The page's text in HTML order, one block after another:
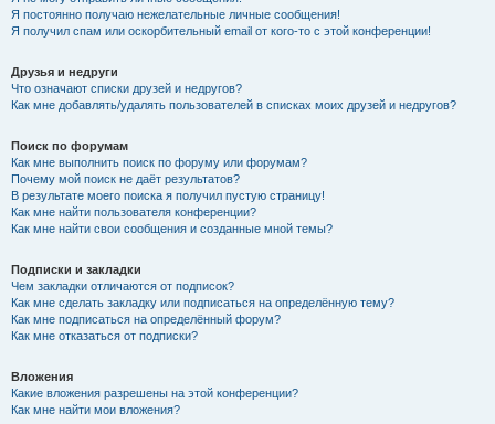
Я постоянно получаю нежелательные личные сообщения!
Я получил спам или оскорбительный email от кого-то с этой конференции!
Друзья и недруги
Что означают списки друзей и недругов?
Как мне добавлять/удалять пользователей в списках моих друзей и недругов?
Поиск по форумам
Как мне выполнить поиск по форуму или форумам?
Почему мой поиск не даёт результатов?
В результате моего поиска я получил пустую страницу!
Как мне найти пользователя конференции?
Как мне найти свои сообщения и созданные мной темы?
Подписки и закладки
Чем закладки отличаются от подписок?
Как мне сделать закладку или подписаться на определённую тему?
Как мне подписаться на определённый форум?
Как мне отказаться от подписки?
Вложения
Какие вложения разрешены на этой конференции?
Как мне найти мои вложения?